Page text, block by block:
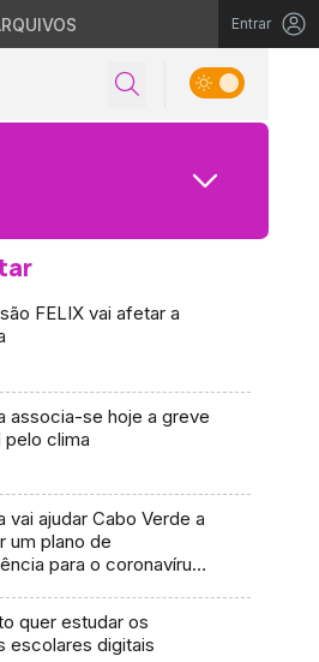
Entrar
FELIX vai afetar a
associa-se hoje a greve
pelo clima
vai ajudar Cabo Verde a
um plano de
para o coronavírus
quer estudar os
escolares digitais